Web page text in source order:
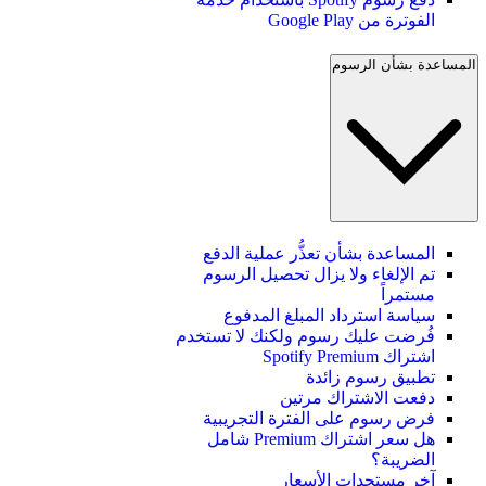
الفوترة من Google Play
المساعدة بشأن الرسوم
المساعدة بشأن تعذُّر عملية الدفع
تم الإلغاء ولا يزال تحصيل الرسوم
مستمراً
سياسة استرداد المبلغ المدفوع
فُرضت عليك رسوم ولكنك لا تستخدم
اشتراك Spotify Premium
تطبيق رسوم زائدة
دفعت الاشتراك مرتين
فرض رسوم على الفترة التجريبية
هل سعر اشتراك Premium شامل
الضريبة؟
آخر مستجدات الأسعار